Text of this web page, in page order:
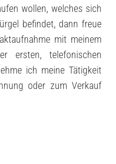
wollen, welches sich
befindet, dann freue
mit meinem
ersten, telefonischen
ich meine Tätigkeit
oder zum Verkauf